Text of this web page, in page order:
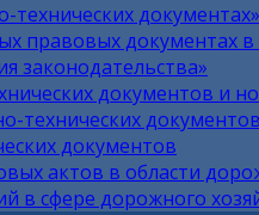
документах»
правовых документах в
законодательства»
документов и
технических
документов
актов в области
в сфере дорожного